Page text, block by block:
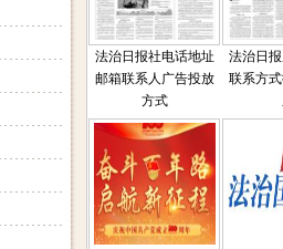
法治日报社电话地址
邮箱联系人广告投放
方式
法治日
联系方